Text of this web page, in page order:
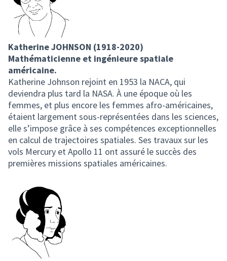
Katherine JOHNSON (1918-2020)
Mathématicienne et ingénieure spatiale
américaine.
Katherine Johnson rejoint en 1953 la NACA, qui
deviendra plus tard la NASA. À une époque où les
femmes, et plus encore les femmes afro-américaines,
étaient largement sous-représentées dans les sciences,
elle s’impose grâce à ses compétences exceptionnelles
en calcul de trajectoires spatiales. Ses travaux sur les
vols Mercury et Apollo 11 ont assuré le succès des
premières missions spatiales américaines.